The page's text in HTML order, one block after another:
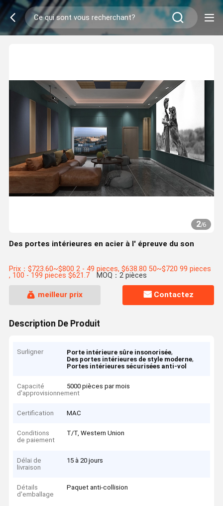
2/6
Des portes intérieures en acier à l' épreuve du son
Prix：$723.60~$800 2 - 49 pieces, $638.80 50~$720 99 pieces
, 100 - 199 pieces $621.7 MOQ：2 pièces
meilleur prix Contactez
Description De Produit
Surligner Porte intérieure sûre insonorisée,
Des portes intérieures de style moderne,
Portes intérieures sécurisées anti-vol
Capacité
d'approvisionnement
5000 pièces par mois
Certification MAC
Conditions
de paiement
T/T, Western Union
Délai de
livraison
15 à 20 jours
Détails
d'emballage
Paquet anti-collision